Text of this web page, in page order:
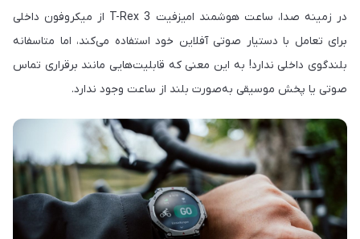
در زمینه صدا، ساعت هوشمند امیزفیت T-Rex 3 از میکروفون داخلی
برای تعامل با دستیار صوتی آفلاین خود استفاده می‌کند، اما متاسفانه
بلندگوی داخلی ندارد! به این معنی که قابلیت‌هایی مانند برقراری تماس
صوتی یا پخش موسیقی به‌صورت بلند از ساعت وجود ندارد.